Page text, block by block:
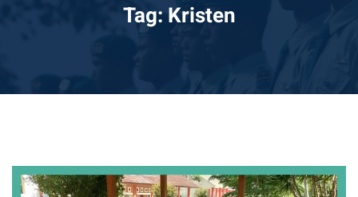
Tag: Kristen